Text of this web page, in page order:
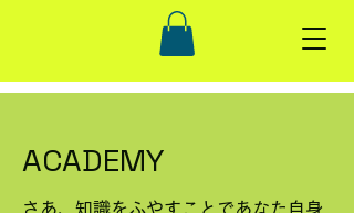
ACADEMY
さあ、知識をふやすことであなた自身